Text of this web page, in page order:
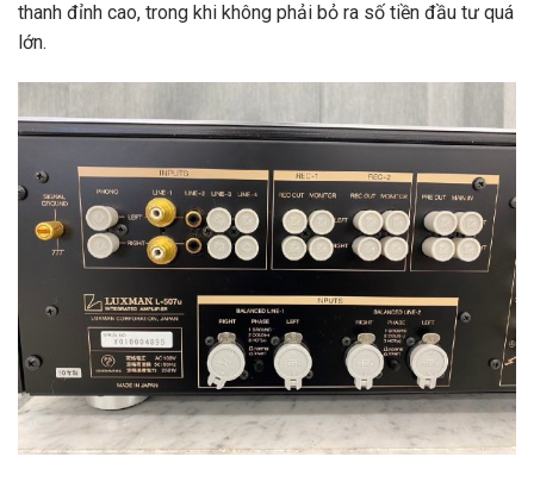
thanh đỉnh cao, trong khi không phải bỏ ra số tiền đầu tư quá
lớn.